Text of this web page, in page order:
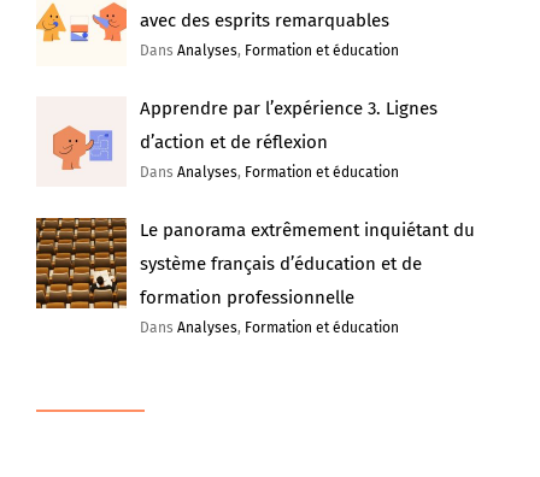
avec des esprits remarquables
DansAnalyses, Formation et éducation
Apprendre par l’expérience 3. Lignes
d’action et de réflexion
DansAnalyses, Formation et éducation
Le panorama extrêmement inquiétant du
système français d’éducation et de
formation professionnelle
DansAnalyses, Formation et éducation